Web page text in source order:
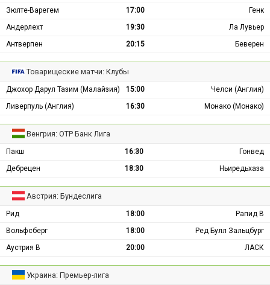
Зюлте-Варегем
17:00
Генк
Андерлехт
19:30
Ла Лувьер
Антверпен
20:15 Беверен
Товарищеские матчи: Клубы
Джохор Дарул Тазим (Малайзия) 15:00
Челси (Англия)
Ливерпуль (Англия)
16:30 Монако (Монако)
Венгрия: ОТР Банк Лига
Пакш 16:30
Гонвед
Дебрецен
18:30 Ньиредьхаза
Австрия: Бундеслига
Рид 18:00
Рапид В
Вольфсберг
18:00
Ред Булл Зальцбург
Аустрия В
20:00 ЛАСК
Украина: Премьер-лига